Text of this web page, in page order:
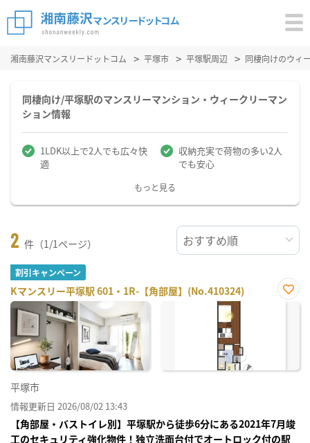
湘南藤沢マンスリードットコム 平塚市 平塚駅周辺 同棲向けのウィ
同棲向け/平塚駅のマンスリーマンション・ウィークリーマン
ション情報
1LDK以上で2人でも広々快
適
収納充実で荷物の多い2人
でも安心
もっと見る
2 件（1/1ページ）
割引キャンペーン
Kマンスリー平塚駅 601・1R-【角部屋】(No.410324)
お気
平塚市
情報更新日 2026/08/02 13:43
【角部屋・バストイレ別】平塚駅から徒歩6分にある2021年7月竣
工のセキュリティ強化物件！独立洗面台付でオートロック付の駅